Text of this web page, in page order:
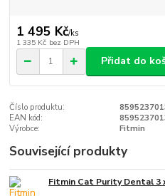
1 495 Kč/ks
1 335 Kč bez DPH
Přidat do
Číslo produktu:
EAN kód:
Výrobce:
Fitmin
Související produkty
Fitmin Cat Purity Dental 3